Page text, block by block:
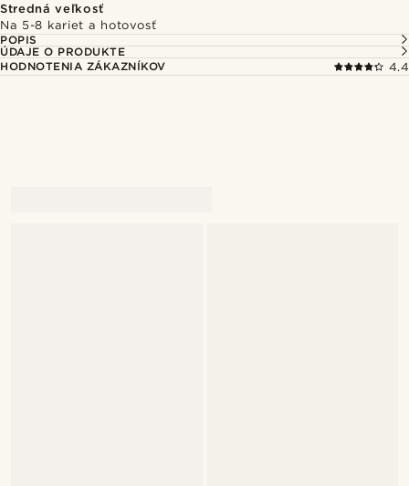
Stredná veľkosť
Na 5-8 kariet a hotovosť
POPIS
ÚDAJE O PRODUKTE
HODNOTENIA ZÁKAZNÍKOV
4.4